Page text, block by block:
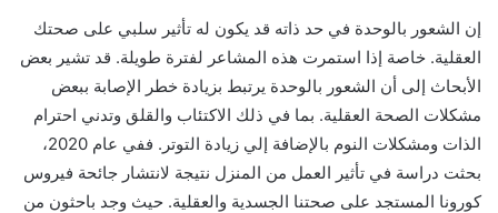
إن الشعور بالوحدة في حد ذاته قد يكون له تأثير سلبي على صحتك
العقلية. خاصة إذا استمرت هذه المشاعر لفترة طويلة. قد تشير بعض
الأبحاث إلى أن الشعور بالوحدة يرتبط بزيادة خطر الإصابة ببعض
مشكلات الصحة العقلية. بما في ذلك الاكتئاب والقلق وتدني احترام
الذات ومشكلات النوم بالإضافة إلي زيادة التوتر. ففي عام 2020،
بحثت دراسة في تأثير العمل من المنزل نتيجة لانتشار جائحة فيروس
كورونا المستجد على صحتنا الجسدية والعقلية. حيث وجد باحثون من